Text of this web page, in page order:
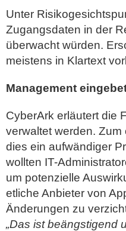
Unter
Zugangsdaten in der
überwacht würden.
meistens in Klartext
Management
CyberArk erläutert die
verwaltet werden.
dies ein aufwändiger
wollten IT-
um potenzielle
etliche Anbieter von
Änderungen zu
„Das ist beängstigend